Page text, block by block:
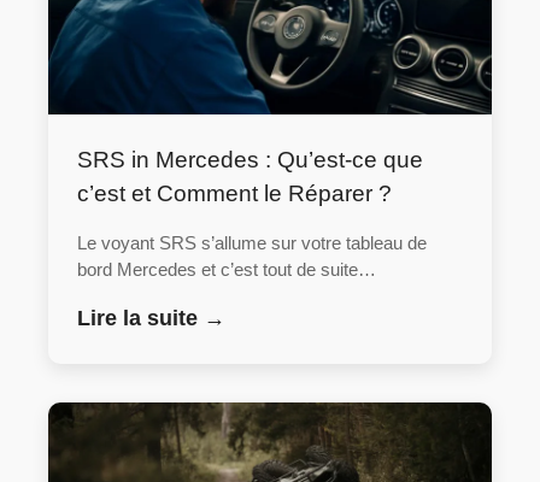
SRS in Mercedes : Qu’est-ce que
c’est et Comment le Réparer ?
Le voyant SRS s’allume sur votre tableau de
bord Mercedes et c’est tout de suite…
Lire la suite →